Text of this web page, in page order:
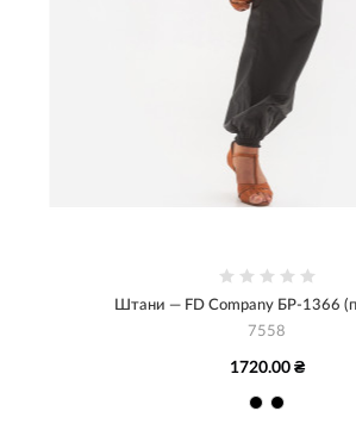
Штани — FD Company БР-1366
7558
1720.00 ₴